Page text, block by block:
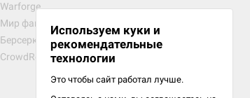
Warforge
Мир фантастики
Берсерк
CrowdRepublic
Используем куки и
рекомендательные
технологии
Это чтобы сайт работал лучше.